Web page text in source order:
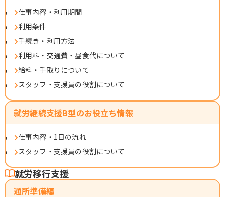
仕事内容・利用期間
利用条件
手続き・利用方法
利用料・交通費・昼食代について
給料・手取りについて
スタッフ・支援員の役割について
就労継続支援B型のお役立ち情報
仕事内容・1日の流れ
スタッフ・支援員の役割について
就労移行支援
通所準備編